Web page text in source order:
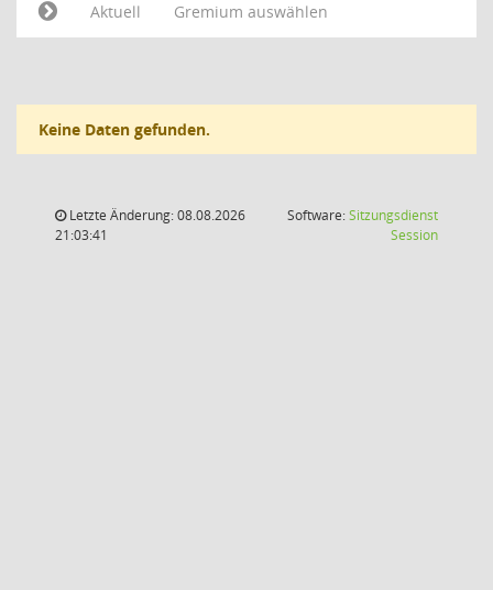
Aktuell
Gremium auswählen
Keine Daten gefunden.
Letzte Änderung: 08.08.2026
21:03:41
Software:Sitzungsdienst
Session(Wird in